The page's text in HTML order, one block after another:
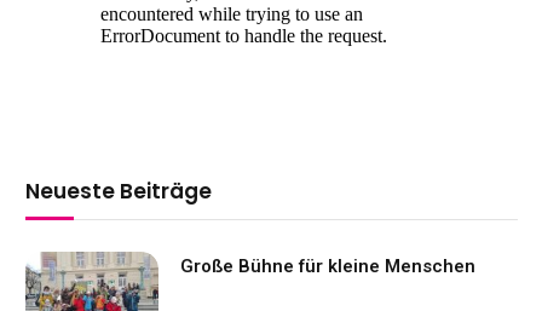
Neueste Beiträge
Große Bühne für kleine Menschen